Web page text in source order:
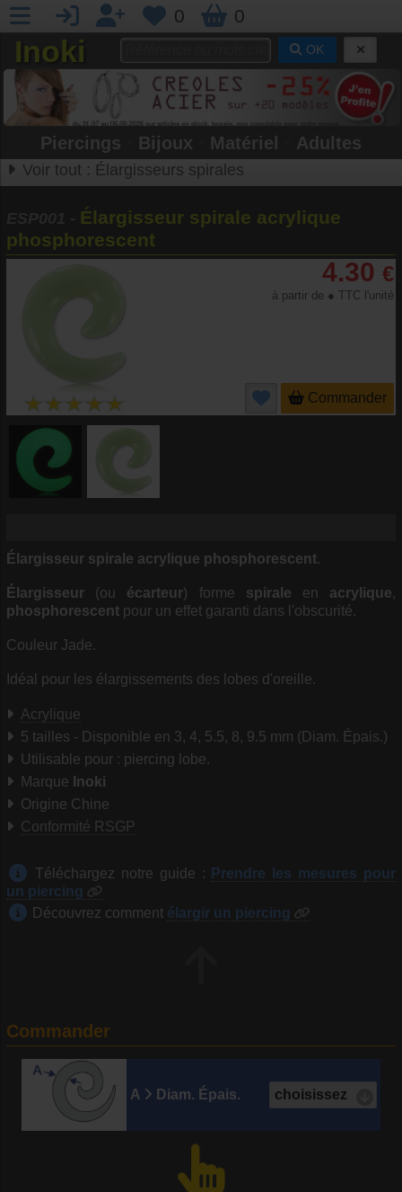
0 0
Inoki OK
Piercings Bijoux Matériel Adultes
Voir tout : Élargisseurs spirales
Élargisseur spirale acrylique
phosphorescent
4.30 €
à partir de ● TTC l'unité
Commander
Élargisseur spirale acrylique phosphorescent.
Élargisseur (ou écarteur) forme spirale en acrylique,
phosphorescent pour un effet garanti dans l'obscurité.
Couleur Jade.
Idéal pour les élargissements des lobes d'oreille.
Acrylique
5 tailles - Disponible en 3, 4, 5.5, 8, 9.5 mm (Diam. Épais.)
Utilisable pour : piercing lobe.
Marque Inoki
Origine Chine
Conformité RSGP
Téléchargez notre guide :
Prendre les mesures pour
un piercing
Découvrez comment élargir un piercing
Commander
A Diam. Épais.